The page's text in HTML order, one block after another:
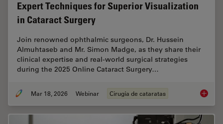
Expert Techniques for Superior Visualization
in Cataract Surgery
Join renowned ophthalmic surgeons, Dr. Hussein
Almuhtaseb and Mr. Simon Madge, as they share their
clinical expertise and real-world surgical strategies
during the 2025 Online Cataract Surgery…
Mar 18, 2026 Webinar Cirugía de cataratas Expert